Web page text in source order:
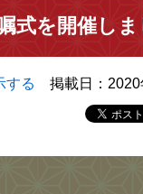
式を開催しま
する 掲載日：